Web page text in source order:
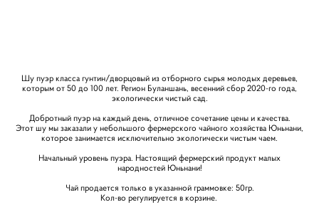
Шу пуэр класса гунтин/дворцовый из отборного сырья молодых деревьев,
которым от 50 до 100 лет. Регион Буланшань, весенний сбор 2020-го года,
экологически чистый сад.
Добротный пуэр на каждый день, отличное сочетание цены и качества.
Этот шу мы заказали у небольшого фермерского чайного хозяйства Юньнани,
которое занимается исключительно экологически чистым чаем.
Начальный уровень пуэра. Настоящий фермерский продукт малых
народностей Юньнани!
Чай продается только в указанной граммовке: 50гр.
Кол-во регулируется в корзине.